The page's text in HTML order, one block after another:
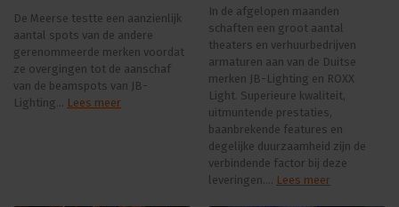
De Meerse testte een aanzienlijk
aantal spots van de andere
gerenommeerde merken voordat
ze overgingen tot de aanschaf
van de beamspots van JB-
Lighting...
Lees meer
In de afgelopen maanden
schaften een groot aantal
theaters en verhuurbedrijven
armaturen aan van de Duitse
merken JB-Lighting en ROXX
Light. Superieure kwaliteit,
uitmuntende prestaties,
baanbrekende features en
degelijke duurzaamheid zijn de
verbindende factor bij deze
leveringen....
Lees meer